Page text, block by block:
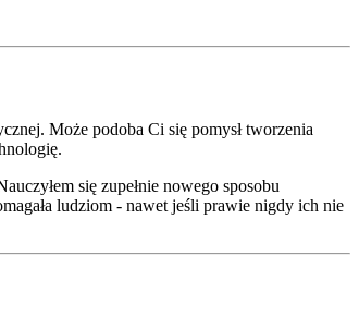
Może podoba Ci się pomysł tworzenia
się zupełnie nowego sposobu
ludziom - nawet jeśli prawie nigdy ich nie